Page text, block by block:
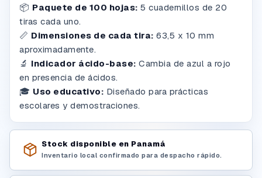
📦 Paquete de 100 hojas: 5 cuadernillos de 20
tiras cada uno.
📏 Dimensiones de cada tira: 63,5 x 10 mm
aproximadamente.
🔬 Indicador ácido-base: Cambia de azul a rojo
en presencia de ácidos.
🎓 Uso educativo: Diseñado para prácticas
escolares y demostraciones.
Stock disponible en Panamá
Inventario local confirmado para despacho rápido.